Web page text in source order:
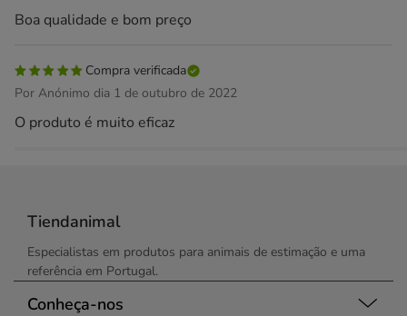
Boa qualidade e bom preço
Compra verificada
Por Anónimo dia 1 de outubro de 2022
O produto é muito eficaz
Tiendanimal
Especialistas em produtos para animais de estimação e uma
referência em Portugal.
Conheça-nos